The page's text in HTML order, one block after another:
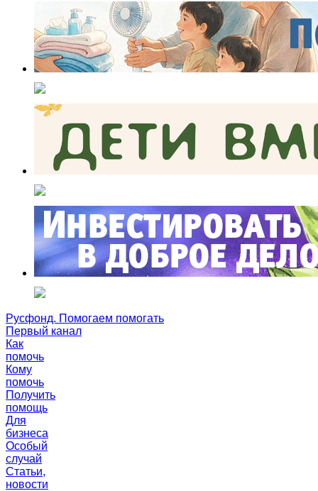
Русфонд. Помогаем помогать
Первый канал
Как
помочь
Кому
помочь
Получить
помощь
Для
бизнеса
Особый
случай
Статьи,
новости